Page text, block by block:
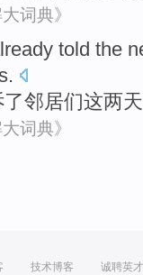
词典》
told the
.
了邻居们这两天
词典》
技术博客 诚聘英才